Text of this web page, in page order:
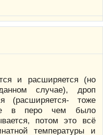
и расширяется (но
случае), дроп
(расширяется- тоже
в перо чем было
потом это всё
температуры и